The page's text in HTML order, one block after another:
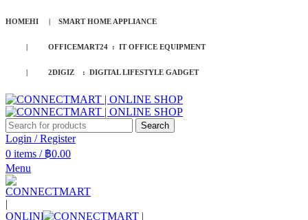
HOMEHI | SMART HOME APPLIANCE
| OFFICEMART24 : IT OFFICE EQUIPMENT
| 2DIGIZ : DIGITAL LIFESTYLE GADGET
Search
Login / Register
0 items / ฿0.00
Menu